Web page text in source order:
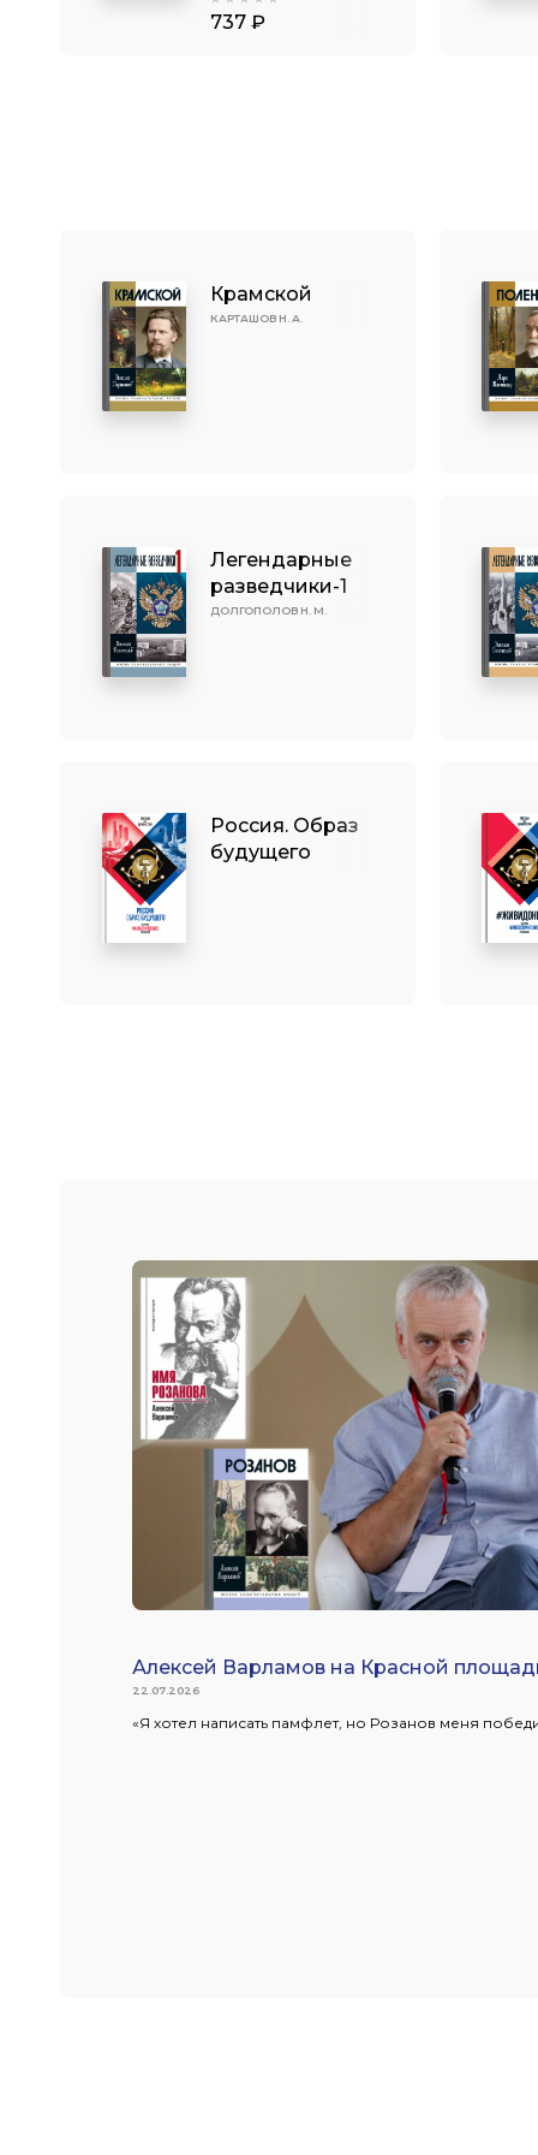
737 ₽
Крамской
КАРТАШОВ Н. А.
Легендарные
разведчики-1
ДОЛГОПОЛОВ Н. М.
Россия. Образ
будущего
Алексей Варламов на Красной
22.07.2026
«Я хотел написать памфлет, но Розанов меня